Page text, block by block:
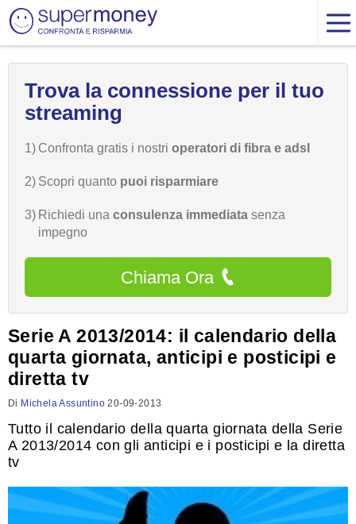
Trova la connessione per il tuo
streaming
1) Confronta gratis i nostri operatori di fibra e adsl
2) Scopri quanto puoi risparmiare
3) Richiedi una consulenza immediata senza
impegno
Chiama Ora
Serie A 2013/2014: il calendario della
quarta giornata, anticipi e posticipi e
diretta tv
Di Michela Assuntino 20-09-2013
Tutto il calendario della quarta giornata della Serie
A 2013/2014 con gli anticipi e i posticipi e la diretta
tv